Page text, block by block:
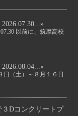
以前に、筑摩高校
（土）～８月１６日
Dコンクリートプ